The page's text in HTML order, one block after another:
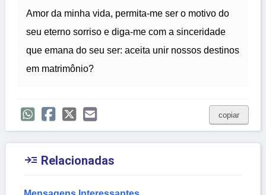
Amor da minha vida, permita-me ser o motivo do
seu eterno sorriso e diga-me com a sinceridade
que emana do seu ser: aceita unir nossos destinos
em matrimônio?
copiar
 Relacionadas